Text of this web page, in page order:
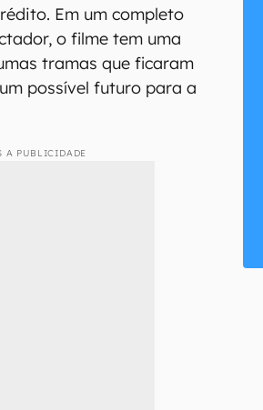
Em um completo
o filme tem uma
tramas que ficaram
possível futuro para a
A PUBLICIDADE